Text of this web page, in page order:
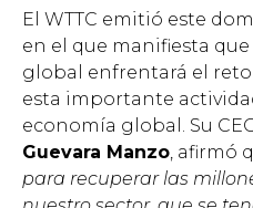
El WTTC emitió este
en el que manifiesta
global enfrentará el
esta importante
economía global. Su
Guevara Manzo, afirmó
para recuperar las